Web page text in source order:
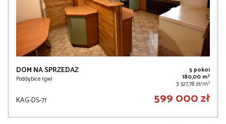
DOM NA SPRZEDAŻ
Poddębice (gw)
5 pokoi
180,00 m2
3 327,78 zł/m2
KAG-DS-71 599 000 zł